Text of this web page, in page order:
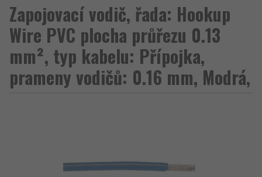
Zapojovací vodič, řada: Hookup
Wire PVC plocha průřezu 0.13
mm², typ kabelu: Přípojka,
prameny vodičů: 0.16 mm, Modrá,